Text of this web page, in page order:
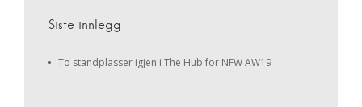
Siste innlegg
To standplasser igjen i The Hub for NFW AW19